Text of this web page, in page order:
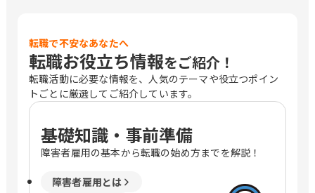
転職で不安なあなたへ
転職お役立ち情報をご紹介！
転職活動に必要な情報を、人気のテーマや役立つポイン
トごとに厳選してご紹介しています。
基礎知識・事前準備
障害者雇用の基本から転職の始め方までを解説！
障害者雇用とは